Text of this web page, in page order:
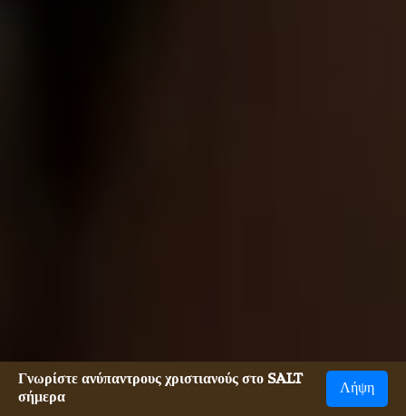
Γνωρίστε ανύπαντρους χριστιανούς στο SALT
σήμερα
Λήψη